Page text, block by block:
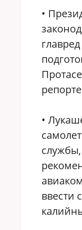
•
•
ввести